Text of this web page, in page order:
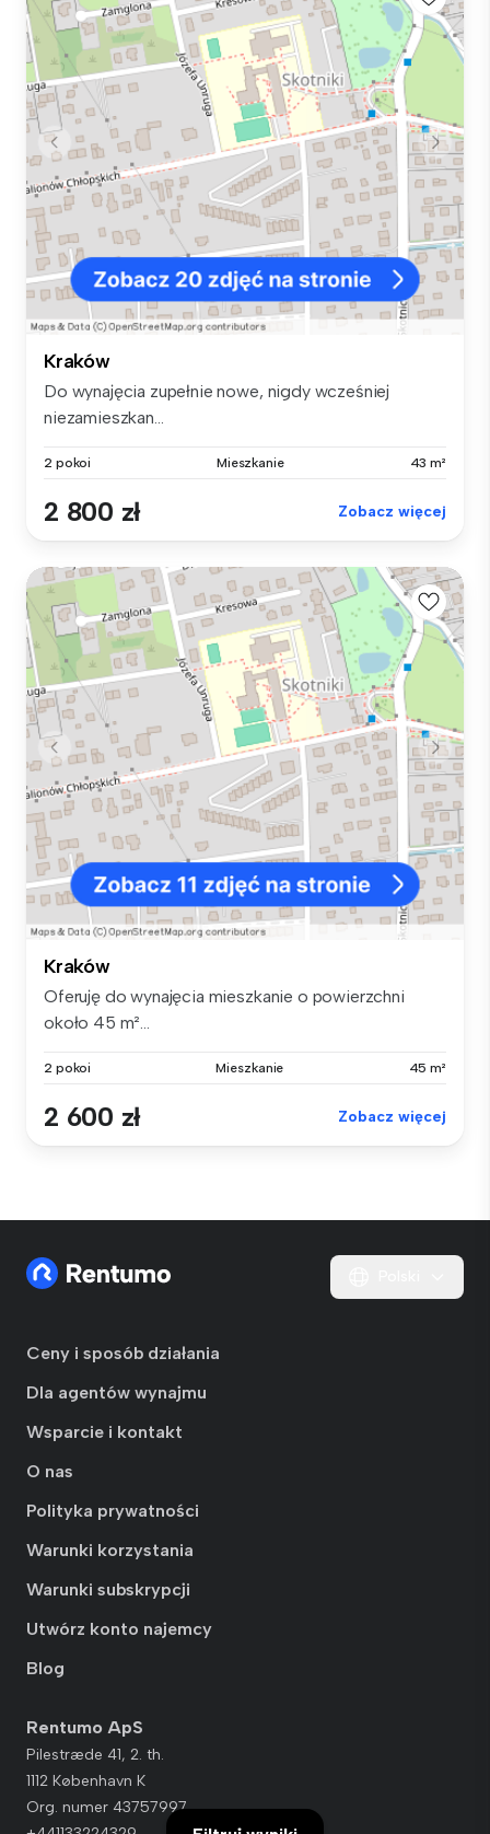
Kraków
Do wynajęcia zupełnie nowe, nigdy wcześniej
niezamieszkan...
2 pokoi Mieszkanie 43 m²
2 800 zł Zobacz więcej
Kraków
Oferuję do wynajęcia mieszkanie o powierzchni
około 45 m²...
2 pokoi Mieszkanie 45 m²
2 600 zł Zobacz więcej
Ceny i sposób działania
Dla agentów wynajmu
Wsparcie i kontakt
O nas
Polityka prywatności
Warunki korzystania
Warunki subskrypcji
Utwórz konto najemcy
Blog
Rentumo ApS
Pilestræde 41, 2. th.
1112 København K
Org. numer 43757997